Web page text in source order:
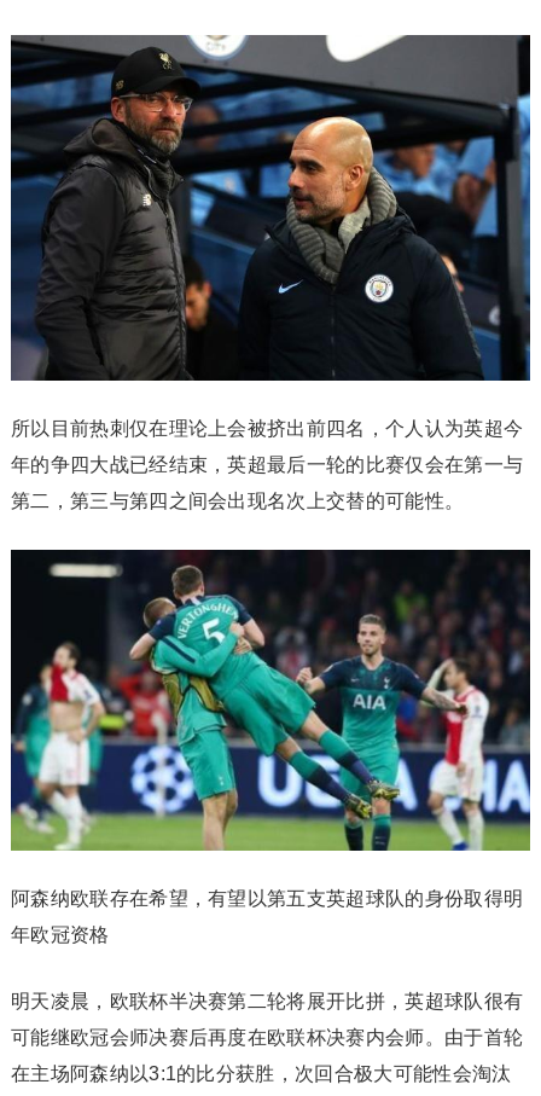
所以目前热刺仅在理论上会被挤出前四名，个人认为英超今
年的争四大战已经结束，英超最后一轮的比赛仅会在第一与
第二，第三与第四之间会出现名次上交替的可能性。
阿森纳欧联存在希望，有望以第五支英超球队的身份取得明
年欧冠资格
明天凌晨，欧联杯半决赛第二轮将展开比拼，英超球队很有
可能继欧冠会师决赛后再度在欧联杯决赛内会师。由于首轮
在主场阿森纳以3:1的比分获胜，次回合极大可能性会淘汰